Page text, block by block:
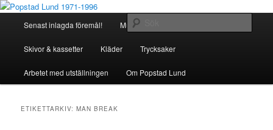
Hoppa
innehåll
Hoppa
sekundärt
innehållPopstad Lund 1971-1996
Föremålsinsamling
Senast inlagda föremål! Musikinstrument
Skivor & kassetter Kläder Trycksaker
Arbetet med utställningen Om Popstad Lund
ETIKETTARKIV:MAN BREAK